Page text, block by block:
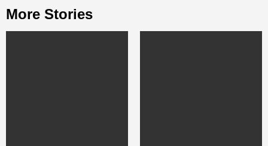
More Stories